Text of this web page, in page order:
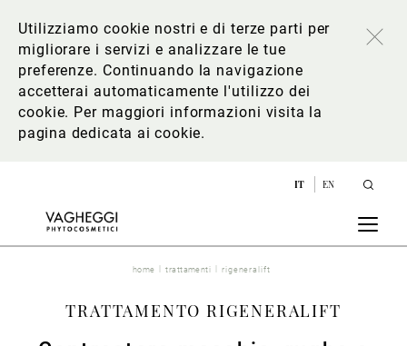
Utilizziamo cookie nostri e di terze parti per
migliorare i servizi e analizzare le tue
preferenze. Continuando la navigazione
accetterai automaticamente l'utilizzo dei
cookie. Per maggiori informazioni visita la
pagina dedicata ai cookie.
IT EN
home trattamenti rigeneralift
TRATTAMENTO RIGENERALIFT